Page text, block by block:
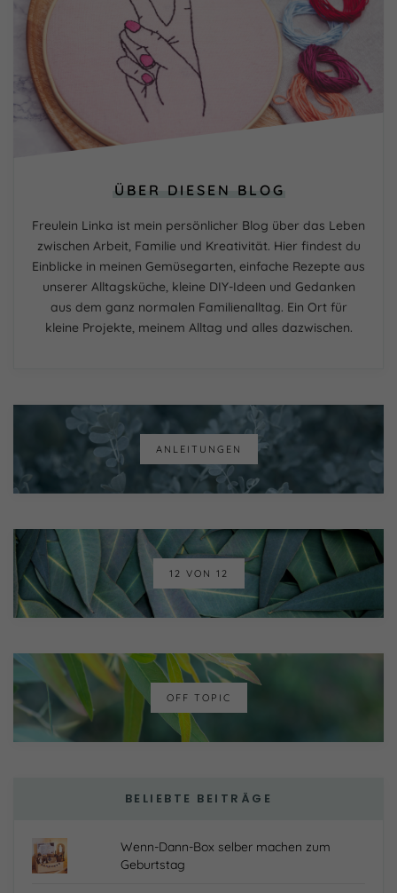
ÜBER DIESEN BLOG
Freulein Linka ist mein persönlicher Blog über das Leben
zwischen Arbeit, Familie und Kreativität. Hier findest du
Einblicke in meinen Gemüsegarten, einfache Rezepte aus
unserer Alltagsküche, kleine DIY-Ideen und Gedanken
aus dem ganz normalen Familienalltag. Ein Ort für
kleine Projekte, meinem Alltag und alles dazwischen.
ANLEITUNGEN
12 VON 12
OFF TOPIC
BELIEBTE BEITRÄGE
Wenn-Dann-Box selber machen zum
Geburtstag